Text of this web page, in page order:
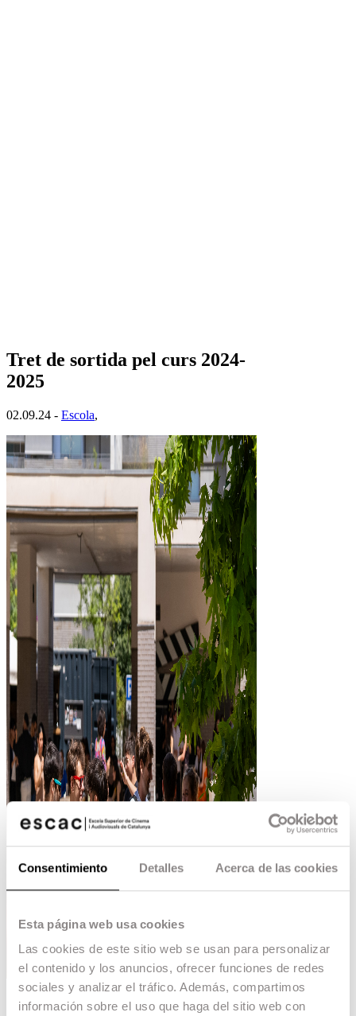
Consentimiento Detalles Acerca de las cookies
Esta página web usa cookies
Las cookies de este sitio web se usan para personalizar
el contenido y los anuncios, ofrecer funciones de redes
sociales y analizar el tráfico. Además, compartimos
información sobre el uso que haga del sitio web con
Tret de sortida pel curs 2024-
2025
02.09.24 - Escola,